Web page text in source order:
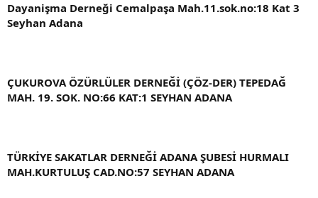
Dayanişma Derneği Cemalpaşa Mah.11.sok.no:18 Kat 3
Seyhan Adana
ÇUKUROVA ÖZÜRLÜLER DERNEĞİ (ÇÖZ-DER) TEPEDAĞ
MAH. 19. SOK. NO:66 KAT:1 SEYHAN ADANA
TÜRKİYE SAKATLAR DERNEĞİ ADANA ŞUBESİ HURMALI
MAH.KURTULUŞ CAD.NO:57 SEYHAN ADANA